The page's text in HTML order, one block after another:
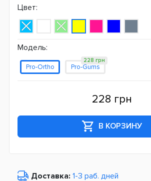
Цвет:
Модель:
Pro-Ortho Pro-Gums
228 грн
228 грн
В КОРЗИНУ
Доставка: 1-3 раб. дней